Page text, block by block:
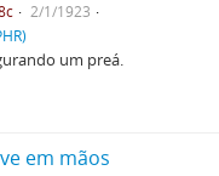
2/1/1923
um preá.
em mãos